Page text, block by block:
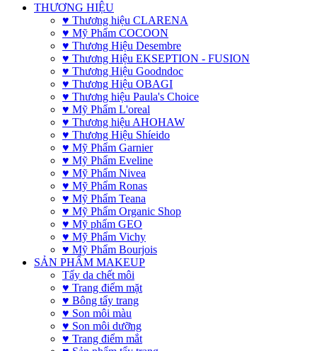
THƯƠNG HIỆU
♥ Thương hiệu CLARENA
♥ Mỹ Phẩm COCOON
♥ Thương Hiệu Desembre
♥ Thương Hiệu EKSEPTION - FUSION
♥ Thương Hiệu Goodndoc
♥ Thương Hiệu OBAGI
♥ Thương hiệu Paula's Choice
♥ Mỹ Phẩm L'oreal
♥ Thương hiệu AHOHAW
♥ Thương Hiệu Shíeido
♥ Mỹ Phẩm Garnier
♥ Mỹ Phẩm Eveline
♥ Mỹ Phẩm Nivea
♥ Mỹ Phẩm Ronas
♥ Mỹ Phẩm Teana
♥ Mỹ Phẩm Organic Shop
♥ Mỹ phẩm GEO
♥ Mỹ Phẩm Vichy
♥ Mỹ Phẩm Bourjois
SẢN PHẨM MAKEUP
Tẩy da chết môi
♥ Trang điểm mặt
♥ Bông tẩy trang
♥ Son môi màu
♥ Son môi dưỡng
♥ Trang điểm mắt